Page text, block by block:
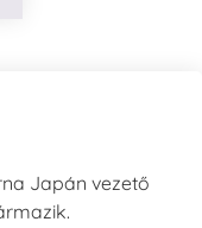
Japán vezető